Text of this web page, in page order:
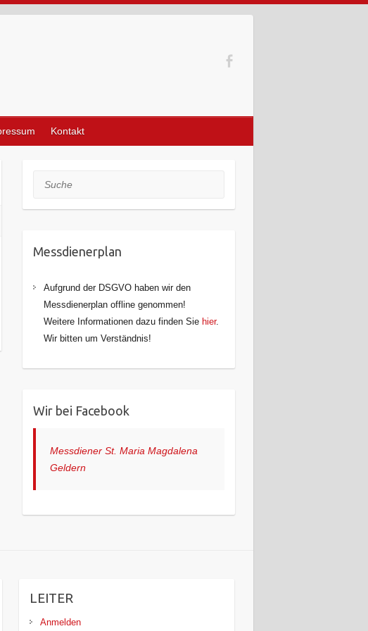
Kontakt
Suche
Messdienerplan
Aufgrund der DSGVO haben wir den
Messdienerplan offline genommen!
Weitere Informationen dazu finden Sie hier.
Wir bitten um Verständnis!
Wir bei Facebook
Messdiener St. Maria Magdalena
Geldern
LEITER
Anmelden